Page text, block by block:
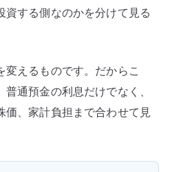
する側なのかを分けて見る
えるものです。だからこ
通預金の利息だけでなく、
価、家計負担まで合わせて見